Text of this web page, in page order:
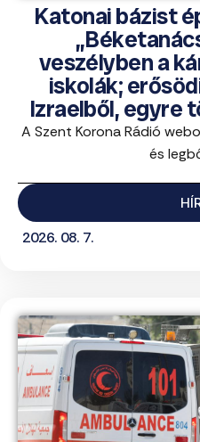
Katonai bázist
veszélyben a
iskolák;
Izraelből, egyre
A Szent Korona Rádió
és
2026. 08. 7.